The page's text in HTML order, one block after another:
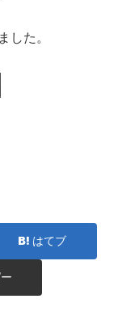
した。
はてブ